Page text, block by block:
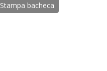
Stampa bacheca